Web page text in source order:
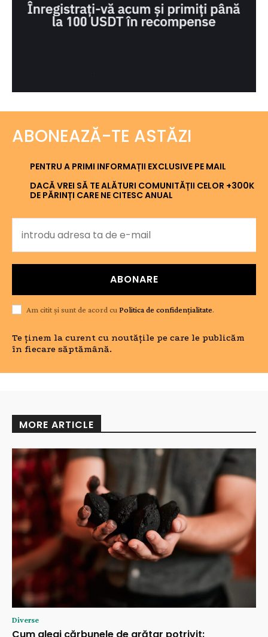
ABONEAZĂ-TE ASTĂZI
PENTRU A PRIMI INFORMAȚII EXCLUSIVE PE MAIL
DACĂ VREI SĂ TE ALĂTURI COMUNITĂȚII CELOR +300K
DE PĂRINȚI CARE NE CITESC ANUAL
ABONARE
Am citit și sunt de acord cu Politica de confidențialitate.
Te ținem la curent cu noutățile pe care le publicăm
în fiecare săptămână.
MORE ARTICLE
Diverse
Cum alegi cărbunele de grătar potrivit: